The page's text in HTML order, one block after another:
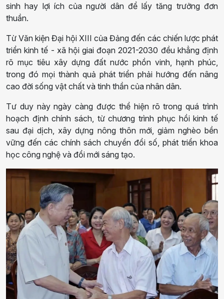
sinh hay lợi ích của người dân để lấy tăng trưởng đơn
thuần.
Từ Văn kiện Đại hội XIII của Đảng đến các chiến lược phát
triển kinh tế - xã hội giai đoạn 2021-2030 đều khẳng định
rõ mục tiêu xây dựng đất nước phồn vinh, hạnh phúc,
trong đó mọi thành quả phát triển phải hướng đến nâng
cao đời sống vật chất và tinh thần của nhân dân.
Tư duy này ngày càng được thể hiện rõ trong quá trình
hoạch định chính sách, từ chương trình phục hồi kinh tế
sau đại dịch, xây dựng nông thôn mới, giảm nghèo bền
vững đến các chính sách chuyển đổi số, phát triển khoa
học công nghệ và đổi mới sáng tạo.